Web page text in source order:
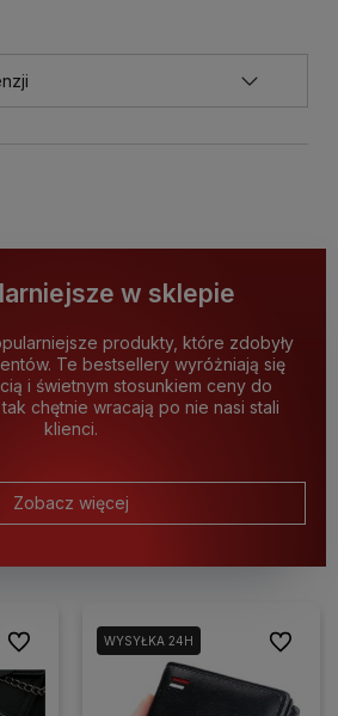
w sklepie
produkty, które zdobyły
Te bestsellery wyróżniają się
i świetnym stosunkiem ceny do
chętnie wracają po nie nasi stali
klienci.
Zobacz więcej
Do ulubionychWYSYŁKA 24H Do